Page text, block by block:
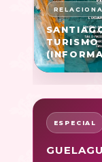
ESPECIAL